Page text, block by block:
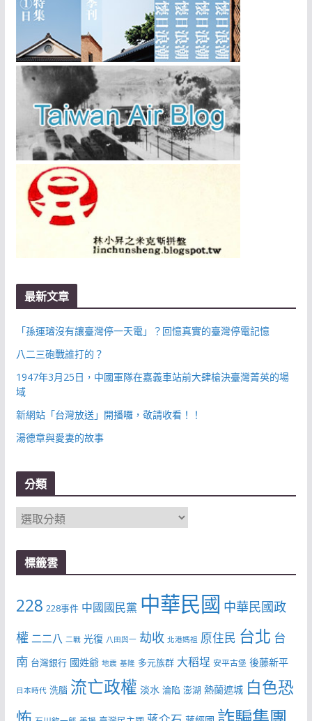
最新文章
「孫運璿沒有讓臺灣停一天電」？回憶真實的臺灣停電記憶
八二三砲戰誰打的？
1947年3月25日，中國軍隊在嘉義車站前大肆槍決臺灣菁英的場
域
新網站「台灣放送」開播囉，敬請收看！！
湯德章與愛妻的故事
分類
分
類
標籤雲
228 228事件 中國國民黨 中華民國 中華民國政
權 二二八 二戰 光復 八田與一 劫收 北港媽祖 原住民 台北 台
南 台灣銀行 國姓爺 地震 基隆 多元族群 大稻埕 安平古堡 後藤新平
日本時代 洗腦 流亡政權 淡水 淪陷 澎湖 熱蘭遮城 白色恐